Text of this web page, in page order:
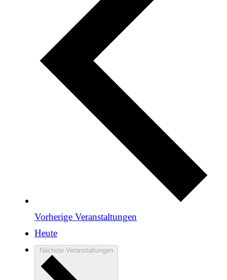
Vorherige Veranstaltungen
Heute
Nächste Veranstaltungen